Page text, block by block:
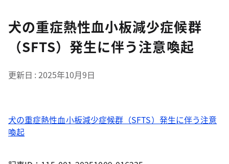
犬の重症熱性血小板減少症候群
（SFTS）発生に伴う注意喚起
更新日 2025年10月9日
犬の重症熱性血小板減少症候群（SFTS）発生に伴う注意
喚起